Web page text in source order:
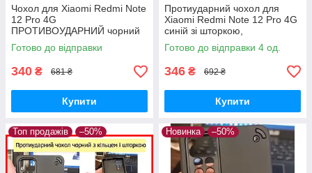
Чохол для Xiaomi Redmi Note
12 Pro 4G
ПРОТИВОУДАРНИЙ чорний
зі шторкою, ударостійкий
чохол редмі нот 12 про 4 г
Готово до відправки
340 ₴ 681 ₴
Купити
Протиударний чохол для
Xiaomi Redmi Note 12 Pro 4G
синій зі шторкою,
ударостійкий чохол редмі нот
12про 4 г
Готово до відправки 4 од.
346 ₴ 692 ₴
Купити
Топ продажів –50% Новинка –50%